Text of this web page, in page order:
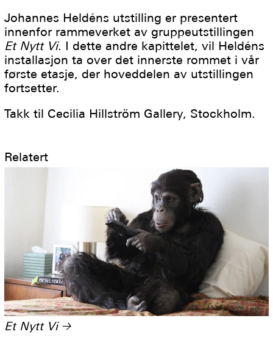
Johannes Heldéns utstilling er presentert
innenfor rammeverket av gruppeutstillingen
Et Nytt Vi. I dette andre kapittelet, vil Heldéns
installasjon ta over det innerste rommet i vår
første etasje, der hoveddelen av utstillingen
fortsetter.
Takk til Cecilia Hillström Gallery, Stockholm.
Relatert
Et Nytt Vi →